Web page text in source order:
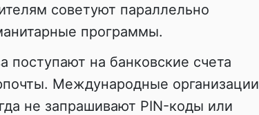
советуют параллельно
программы.
поступают на банковские счета
Международные организации
не запрашивают PIN-коды или